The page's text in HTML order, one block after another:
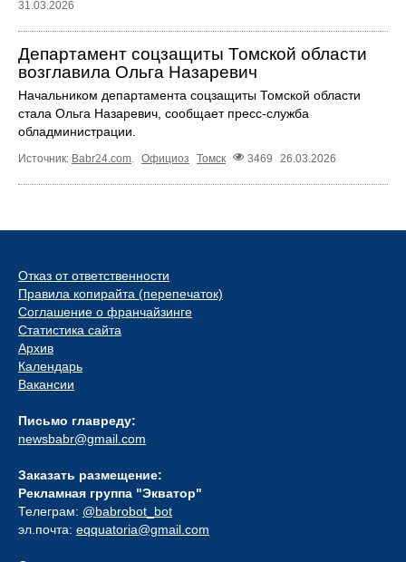
31.03.2026
Департамент соцзащиты Томской области
возглавила Ольга Назаревич
Начальником департамента соцзащиты Томской области
стала Ольга Назаревич, сообщает пресс-служба
обладминистрации.
Источник: Babr24.com Официоз Томск 3469 26.03.2026
Отказ от ответственности
Правила копирайта (перепечаток)
Соглашение о франчайзинге
Статистика сайта
Архив
Календарь
Вакансии
Письмо главреду:
newsbabr@gmail.com
Заказать размещение:
Рекламная группа "Экватор"
Телеграм: @babrobot_bot
эл.почта: eqquatoria@gmail.com